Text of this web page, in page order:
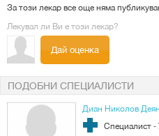
За този лекар все още няма
Лекувал ли Ви е този лекар?
Дай оценка
ПОДОБНИ СПЕЦИАЛИСТИ
Диан Николов
Специалист